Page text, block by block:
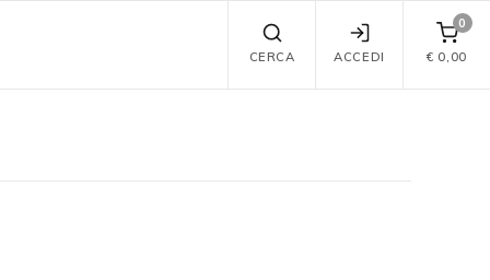
CERCA ACCEDI
0
€ 0,00